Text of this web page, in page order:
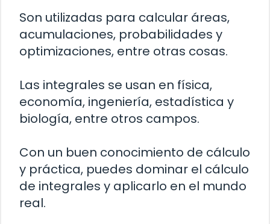
Son utilizadas para calcular áreas,
acumulaciones, probabilidades y
optimizaciones, entre otras cosas.
Las integrales se usan en física,
economía, ingeniería, estadística y
biología, entre otros campos.
Con un buen conocimiento de cálculo
y práctica, puedes dominar el cálculo
de integrales y aplicarlo en el mundo
real.